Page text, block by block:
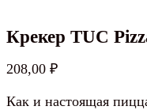
Крекер TUC
208,00 ₽
Как и настоящая